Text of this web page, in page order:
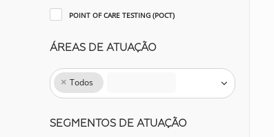
POINT OF CARE TESTING (POCT)
ÁREAS DE ATUAÇÃO
× Todos
SEGMENTOS DE ATUAÇÃO